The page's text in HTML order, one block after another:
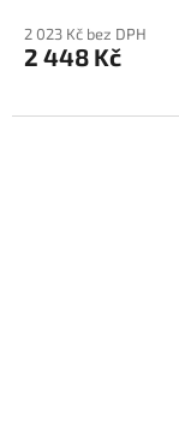
2 023 Kč bez DPH
2 448 Kč